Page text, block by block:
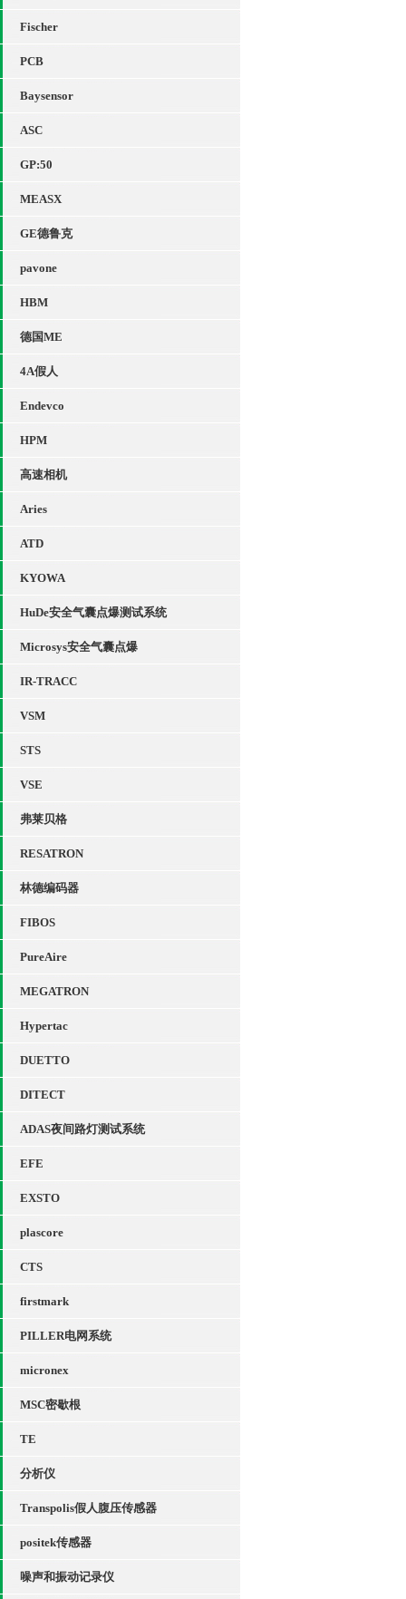
Fischer
PCB
Baysensor
ASC
GP:50
MEASX
GE德鲁克
pavone
HBM
德国ME
4A假人
Endevco
HPM
高速相机
Aries
ATD
KYOWA
HuDe安全气囊点爆测试系统
Microsys安全气囊点爆
IR-TRACC
VSM
STS
VSE
弗莱贝格
RESATRON
林德编码器
FIBOS
PureAire
MEGATRON
Hypertac
DUETTO
DITECT
ADAS夜间路灯测试系统
EFE
EXSTO
plascore
CTS
firstmark
PILLER电网系统
micronex
MSC密歇根
TE
分析仪
Transpolis假人腹压传感器
positek传感器
噪声和振动记录仪